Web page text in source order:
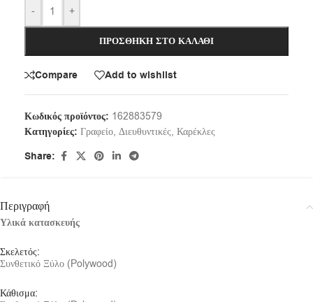
- +
ΠΡΟΣΘΉΚΗ ΣΤΟ ΚΑΛΆΘΙ
Compare Add to wishlist
Κωδικός προϊόντος: 162883579
Κατηγορίες: Γραφείο, Διευθυντικές, Καρέκλες
Share:
Περιγραφή
Υλικά κατασκευής
Σκελετός:
Συνθετικό Ξύλο (Polywood)
Κάθισμα: